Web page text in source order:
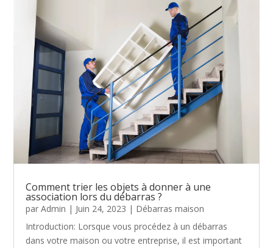
Comment trier les objets à donner à une
association lors du débarras ?
parAdmin | Juin 24, 2023 | Débarras maison
Introduction: Lorsque vous procédez à un débarras
dans votre maison ou votre entreprise, il est important